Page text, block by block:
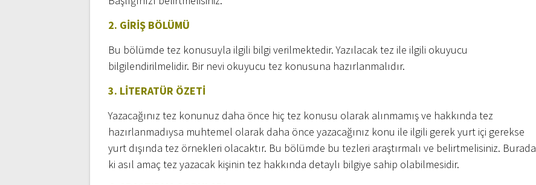
2. GİRİŞ BÖLÜMÜ
Bu bölümde tez konusuyla ilgili bilgi verilmektedir. Yazılacak tez ile ilgili okuyucu
bilgilendirilmelidir. Bir nevi okuyucu tez konusuna hazırlanmalıdır.
3. LİTERATÜR ÖZETİ
Yazacağınız tez konunuz daha önce hiç tez konusu olarak alınmamış ve hakkında tez
hazırlanmadıysa muhtemel olarak daha önce yazacağınız konu ile ilgili gerek yurt içi gerekse
yurt dışında tez örnekleri olacaktır. Bu bölümde bu tezleri araştırmalı ve belirtmelisiniz. Burada
ki asıl amaç tez yazacak kişinin tez hakkında detaylı bilgiye sahip olabilmesidir.